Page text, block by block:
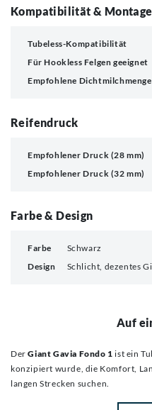
Kompatibilität & Montage
Tubeless-Kompatibilität
Für Hookless Felgen geeignet
Empfohlene Dichtmilchmenge
Reifendruck
Empfohlener Druck (28 mm)
Empfohlener Druck (32 mm)
Farbe & Design
Farbe
Schwarz
Design
Schlicht, dezentes
Auf
DerGiant Gavia Fondo 1 ist ein
konzipiert wurde, die Komfort,
langen Strecken suchen.